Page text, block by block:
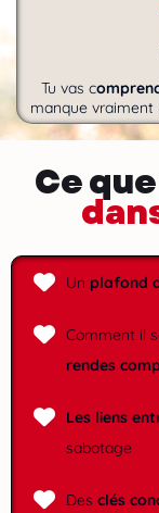
Tu vas c
manque vraiment
Ce
Un plafond
Comment il
rendes
Les liens
sabotage
Des clés